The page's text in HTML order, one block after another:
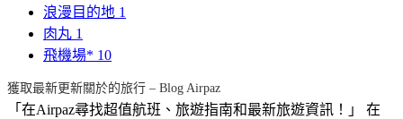
浪漫目的地 1
肉丸 1
飛機場* 10
獲取最新更新關於的旅行 – Blog Airpaz
「在Airpaz尋找超值航班、旅遊指南和最新旅遊資訊！」 在